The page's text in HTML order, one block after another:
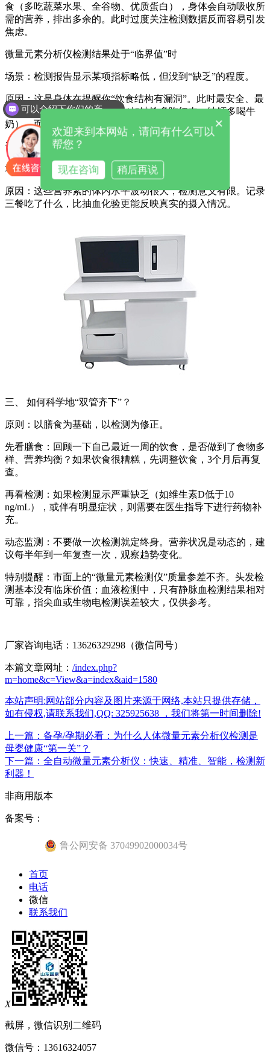
食（多吃蔬菜水果、全谷物、优质蛋白），身体会自动吸收所
需的营养，排出多余的。此时过度关注检测数据反而容易引发
焦虑。
微量元素分析仪检测结果处于“临界值”时
场景：检测报告显示某项指标略低，但没到“缺乏”的程度。
原因：这是身体在提醒你“饮食结构有漏洞”。此时最安全、最
有效的做法是通过食物补充（如缺铁多吃红肉，缺钙多喝牛
奶），而不是立刻吃药。
评估宏量营养素时
场景：评估蛋白质、碳水化合物、脂肪的摄入。
原因：这些营养素的体内水平波动很大，检测意义有限。记录
三餐吃了什么，比抽血化验更能反映真实的摄入情况。
三、 如何科学地“双管齐下”？
原则：以膳食为基础，以检测为修正。
先看膳食：回顾一下自己最近一周的饮食，是否做到了食物多
样、营养均衡？如果饮食很糟糕，先调整饮食，3个月后再复
查。
再看检测：如果检测显示严重缺乏（如维生素D低于10
ng/mL），或伴有明显症状，则需要在医生指导下进行药物补
充。
动态监测：不要做一次检测就定终身。营养状况是动态的，建
议每半年到一年复查一次，观察趋势变化。
特别提醒：市面上的“微量元素检测仪”质量参差不齐。头发检
测基本没有临床价值；血液检测中，只有静脉血检测结果相对
可靠，指尖血或生物电检测误差较大，仅供参考。
厂家咨询电话：13626329298（微信同号）
本篇文章网址： /index.php?
m=home&c=View&a=index&aid=1580
本站声明:网站部分内容及图片来源于网络,本站只提供存储，
如有侵权,请联系我们,QQ: 325925638 ，我们将第一时间删除!
上一篇：备孕/孕期必看：为什么人体微量元素分析仪检测是
母婴健康“第一关”？
下一篇：全自动微量元素分析仪：快速、精准、智能，检测新
利器！
非商用版本
备案号：
鲁公网安备 37049902000034号
首页
电话
微信
联系我们
X
截屏，微信识别二维码
微信号： 13616324057
你们是怎么收费的呢
×
欢迎来到本网站，请问有什么可以
帮您？
现在咨询 稍后再说